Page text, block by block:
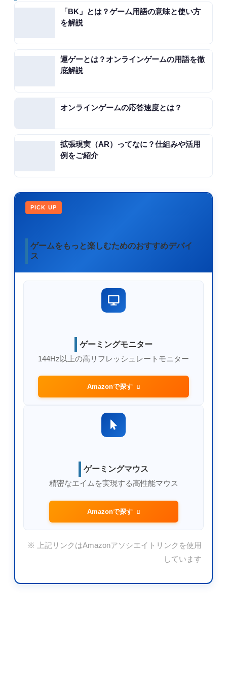
「BK」とは？ゲーム用語の意味と使い方
を解説
運ゲーとは？オンラインゲームの用語を徹
底解説
オンラインゲームの応答速度とは？
拡張現実（AR）ってなに？仕組みや活用
例をご紹介
PICK UP
ゲームをもっと楽しむためのおすすめデバイ
ス
ゲーミングモニター
144Hz以上の高リフレッシュレートモニター
Amazonで探す
ゲーミングマウス
精密なエイムを実現する高性能マウス
Amazonで探す
※ 上記リンクはAmazonアソシエイトリンクを使用
しています